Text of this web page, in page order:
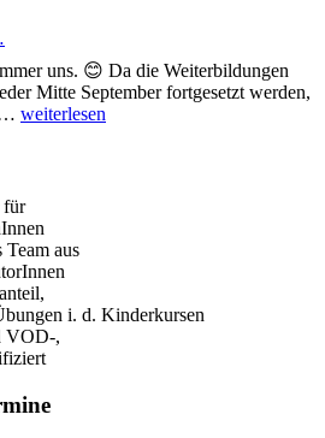
uns. 😊 Da die Weiterbildungen
Mitte September fortgesetzt werden,
Der
weiterlesen
für
Team aus
i. d. Kinderkursen
VOD-,